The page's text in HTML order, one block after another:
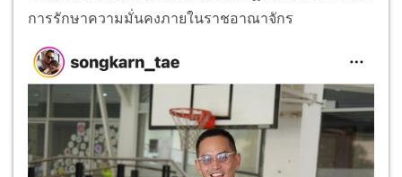
การรักษาความมั่นคงภายในราชอาณาจักร